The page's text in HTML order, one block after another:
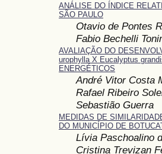
ANÁLISE DO ÍNDICE
SÃO PAULO
Otavio de Pontes
Fabio Bechelli
AVALIAÇÃO DO
urophylla X Eucalyptus
ENERGÉTICOS
André Vitor Costa
Rafael Ribeiro
Sebastião Guerra
MEDIDAS DE
DO MUNICÍPIO DE
Lívia Paschoalino
Cristina Trevizan